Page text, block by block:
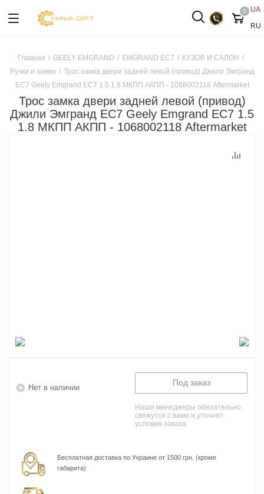
UA
RU
0
Главная / GEELY EMGRAND / EMGRAND EC7 / КУЗОВ И САЛОН /
Ручки и замки / Трос замка двери задней левой (привод) Джили Эмгранд
ЕС7 Geely Emgrand EC7 1.5 1.8 МКПП АКПП - 1068002118 Aftermarket
Трос замка двери задней левой (привод)
Джили Эмгранд ЕС7 Geely Emgrand EC7 1.5
1.8 МКПП АКПП - 1068002118 Aftermarket
Нет в наличии
Под заказ
Наши менеджеры обязательно
свяжутся с вами и уточнят
условия заказа
Бесплатная доставка по Украине от 1500 грн. (кроме
габарита)